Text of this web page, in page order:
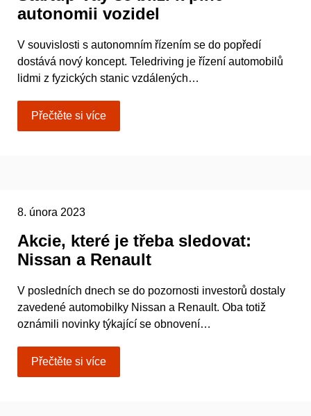
autonomii vozidel
V souvislosti s autonomním řízením se do popředí
dostává nový koncept. Teledriving je řízení automobilů
lidmi z fyzických stanic vzdálených…
Přečtěte si více
8. února 2023
Akcie, které je třeba sledovat:
Nissan a Renault
V posledních dnech se do pozornosti investorů dostaly
zavedené automobilky Nissan a Renault. Oba totiž
oznámili novinky týkající se obnovení…
Přečtěte si více